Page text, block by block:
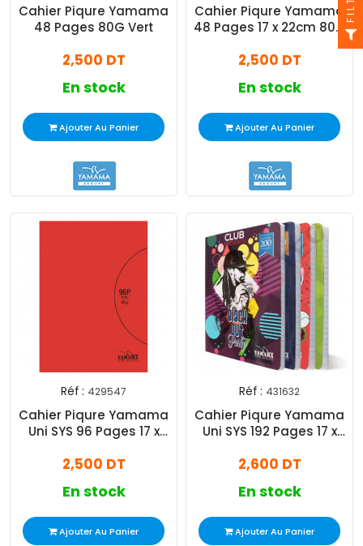
Cahier Piqure Yamama
48 Pages 80G Vert
2,500 DT
En stock
Ajouter Au Panier
Cahier Piqure Yamama
48 Pages 17 x 22cm 80G
2,500 DT
En stock
Ajouter Au Panier
Réf : 429547
Cahier Piqure Yamama
Uni SYS 96 Pages 17 x
2,500 DT
En stock
Ajouter Au Panier
Réf : 431632
Cahier Piqure Yamama
Uni SYS 192 Pages 17 x
2,600 DT
En stock
Ajouter Au Panier